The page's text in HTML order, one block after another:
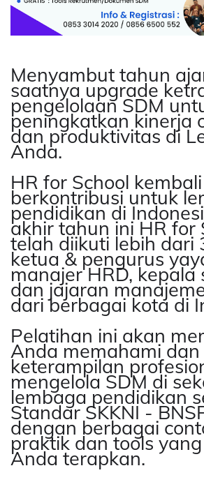
Menyambut tahun
saatnya upgrade
pengelolaan SDM
peningkatkan kinerja
dan produktivitas di
Anda.
HR for School
berkontribusi untuk
pendidikan di
akhir tahun ini HR for
telah diikuti lebih dari
ketua & pengurus
manajer HRD, kepala
dan jajaran
dari berbagai kota di
Pelatihan ini akan
Anda memahami
keterampilan
mengelola SDM di
lembaga pendidikan
Standar SKKNI -
dengan berbagai
praktik dan tools
Anda terapkan.